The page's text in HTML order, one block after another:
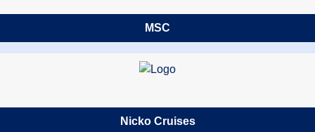
MSC
Nicko Cruises